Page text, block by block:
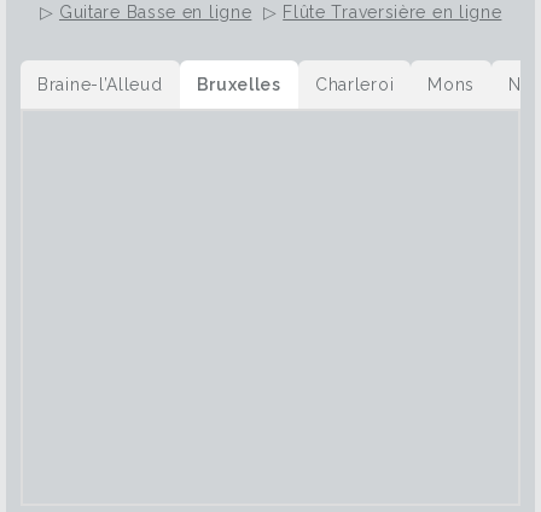
▷ Guitare Basse en ligne ▷ Flûte Traversière en ligne
Braine-l’Alleud Bruxelles Charleroi Mons